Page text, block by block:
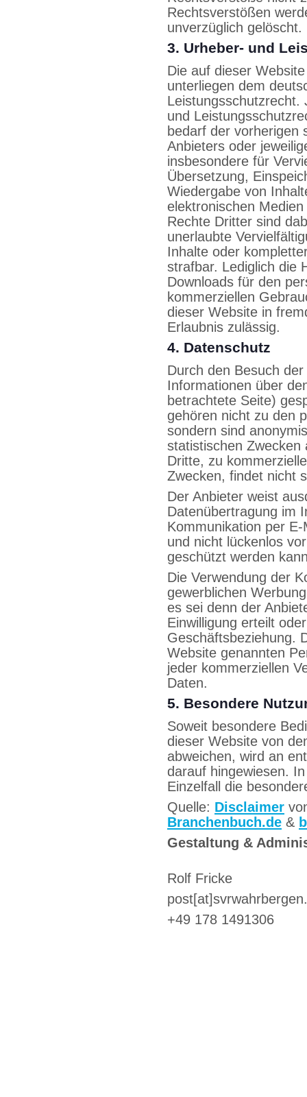
Rechtsverstößen
unverzüglich gelöscht.
3. Urheber- und
Die auf dieser
unterliegen dem
Leistungsschutzrecht.
und
bedarf der vorherigen
Anbieters oder
insbesondere für
Übersetzung,
Wiedergabe von
elektronischen
Rechte Dritter sind
unerlaubte
Inhalte oder
strafbar. Lediglich die
Downloads für den
kommerziellen
dieser Website in
Erlaubnis zulässig.
4. Datenschutz
Durch den Besuch
Informationen über
betrachtete Seite)
gehören nicht zu den
sondern sind
statistischen Zwecken
Dritte, zu
Zwecken, findet nicht
Der Anbieter weist
Datenübertragung im
Kommunikation per
und nicht lückenlos
geschützt werden
Die Verwendung der
gewerblichen
es sei denn der
Einwilligung erteilt
Geschäftsbeziehung.
Website genannten
jeder kommerziellen
Daten.
5. Besondere
Soweit besondere
dieser Website von
abweichen, wird an
darauf hingewiesen.
Einzelfall die
Quelle: Disclaimer
Branchenbuch.de &
Gestaltung &
Rolf Fricke
+49 178 1491306